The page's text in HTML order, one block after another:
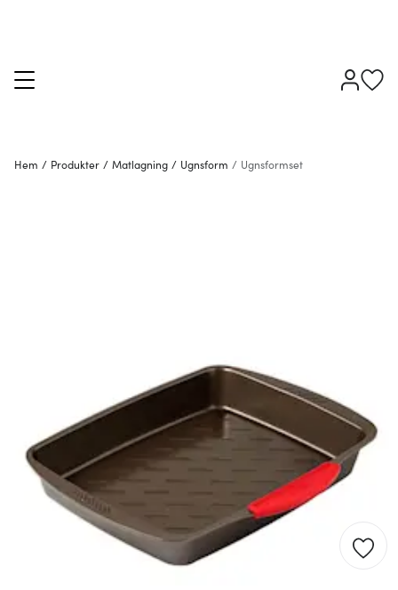
Hem / Produkter / Matlagning / Ugnsform / Ugnsformset